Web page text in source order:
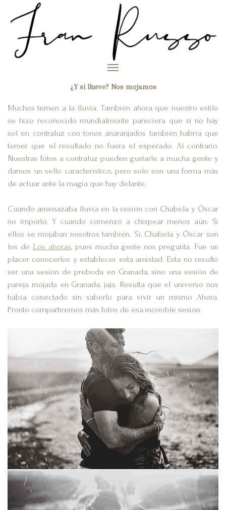
Toggle
¿Y si llueve? Nos mojamos
Muchos temen a la lluvia. También ahora que nuestro estilo
se hizo reconocido mundialmente pareciera que si no hay
sol en contraluz con tonos anaranjados también habría que
temer que el resultado no fuera el esperado. Al contrario.
Nuestras fotos a contraluz pueden gustarle a mucha gente y
darnos un sello característico, pero solo son una forma más
de actuar ante la magia que hay delante.
Cuando amenazaba lluvia en la sesión con Chabela y Óscar
no importó. Y cuando comenzó a chispear menos aún. Si
ellos se mojaban nosotros también. Sí, Chabela y Óscar son
los de Los ahoras, pues mucha gente nos pregunta. Fue un
placer conocerlos y establecer esta amistad. Esta no resultó
ser una sesión de preboda en Granada, sino una sesión de
pareja mojada en Granada, jaja. Resulta que el universo nos
había conectado sin saberlo para vivir un mismo Ahora.
Pronto compartiremos más fotos de esa increíble sesión.